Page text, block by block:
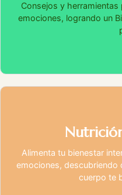
Consejos y
emociones, logrando un
Alimenta tu bienestar
emociones, descubriendo
cuerpo te